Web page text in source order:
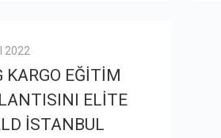
2022
KARGO EĞİTİM
ELİTE
İSTANBUL